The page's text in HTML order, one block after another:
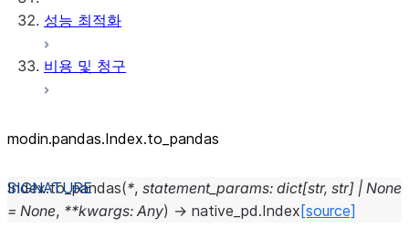
성능 최적화
비용 및 청구
modin.pandas.Index.to_pandas
Index.to_pandas(*, statement_params: dict[str, str] | None
= None, **kwargs: Any) → native_pd.Index [source]